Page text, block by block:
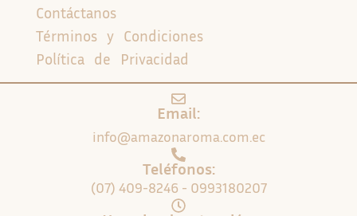
Contáctanos
Términos y Condiciones
Política de Privacidad
Email:
info@amazonaroma.com.ec
Teléfonos:
(07) 409-8246 - 0993180207